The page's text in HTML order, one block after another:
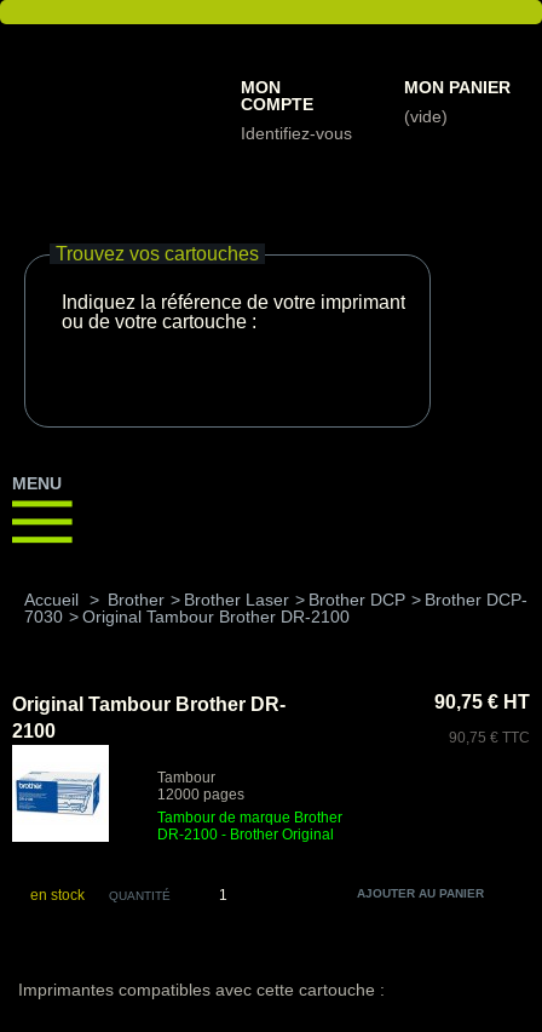
MON
COMPTE
Identifiez-vous
MON PANIER
(vide)
Trouvez vos cartouches
Indiquez la référence de votre imprimante
ou de votre cartouche :
MENU
Accueil > Brother > Brother Laser > Brother DCP > Brother DCP-
7030 >Original Tambour Brother DR-2100
Original Tambour Brother DR-
2100
Tambour
12000 pages
Tambour de marque Brother
DR-2100 - Brother Original
90,75 € HT
90,75 € TTC
en stock QUANTITÉ
Imprimantes compatibles avec cette cartouche :